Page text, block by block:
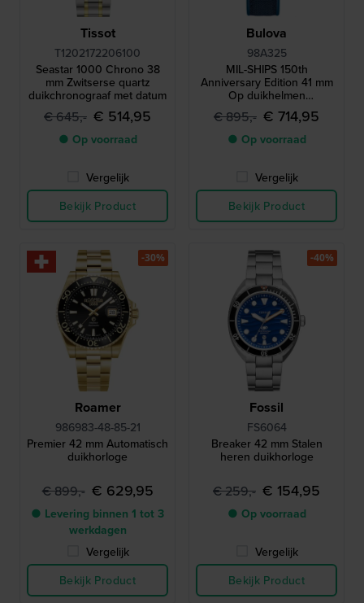
Tissot
T1202172206100
Seastar 1000 Chrono 38
mm Zwitserse quartz
duikchronograaf met datum
€ 645,- € 514,95
● Op voorraad
Vergelijk
Bekijk Product
Bulova
98A325
MIL-SHIPS 150th
Anniversary Edition 41 mm
Op duikhelmen
geïnspireerd automatisch
horloge met vochtindicator
en bronzen kast
€ 895,- € 714,95
● Op voorraad
Vergelijk
Bekijk Product
Roamer
986983-48-85-21
Premier 42 mm Automatisch
duikhorloge
€ 899,- € 629,95
● Levering binnen 1 tot 3
werkdagen
Vergelijk
Bekijk Product
-30%
Fossil
FS6064
Breaker 42 mm Stalen
heren duikhorloge
€ 259,- € 154,95
● Op voorraad
Vergelijk
Bekijk Product
-40%